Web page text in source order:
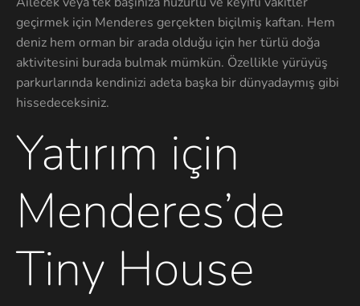
geçirmek için Menderes gerçekten biçilmiş kaftan. Hem
deniz hem orman bir arada olduğu için her türlü doğa
aktivitesini burada bulmak mümkün. Özellikle yürüyüş
parkurlarında kendinizi adeta başka bir dünyadaymış gibi
hissedeceksiniz.
Yatırım için
Menderes’de
Tiny House